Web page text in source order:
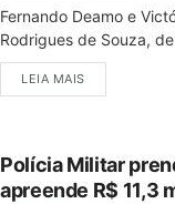
Fernando Deamo e
Rodrigues de Souza,
LEIA MAIS
Polícia Militar
apreende R$ 11,3